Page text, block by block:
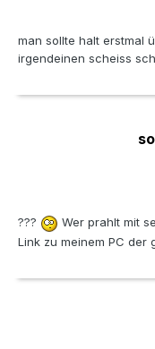
man sollte halt erstmal
irgendeinen scheiss
???
Wer prahlt mit
Link zu meinem PC der